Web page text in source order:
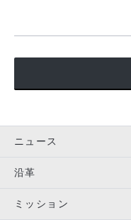
ニュース
沿革
ミッション